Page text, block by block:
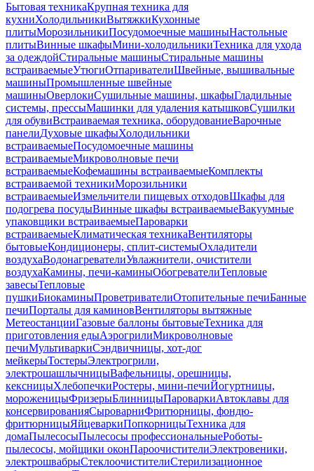
Бытовая техникаКрупная техника для
кухниХолодильникиВытяжкиКухонные
плитыМорозильникиПосудомоечные машиныНастольные
плитыВинные шкафыМини-холодильникиТехника для ухода
за одеждойСтиральные машиныСтиральные машины
встраиваемыеУтюгиОтпаривателиШвейные, вышивальные
машиныПромышленные швейные
машиныОверлокиСушильные машины, шкафыГладильные
системы, прессыМашинки для удаления катышковСушилки
для обувиВстраиваемая техника, оборудованиеВарочные
панелиДуховые шкафыХолодильники
встраиваемыеПосудомоечные машины
встраиваемыеМикроволновые печи
встраиваемыеКофемашины встраиваемыеКомплекты
встраиваемой техникиМорозильники
встраиваемыеИзмельчители пищевых отходовШкафы для
подогрева посудыВинные шкафы встраиваемыеВакуумные
упаковщики встраиваемыеПароварки
встраиваемыеКлиматическая техникаВентиляторы
бытовыеКондиционеры, сплит-системыОхладители
воздухаВодонагревателиУвлажнители, очистители
воздухаКамины, печи-каминыОбогревателиТепловые
завесыТепловые
пушкиБиокаминыПроветривателиОтопительные печиБанные
печиПорталы для каминовВентиляторы вытяжные
МетеостанцииГазовые баллоны бытовыеТехника для
приготовления едыАэрогрилиМикроволновые
печиМультиваркиСэндвичницы, хот-дог
мейкерыТостерыЭлектрогрили,
электрошашлычницыВафельницы, орешницы,
кексницыХлебопечкиРостеры, мини-печиЙогуртницы,
мороженицыФризерыБлинницыПароваркиАвтоклавы для
консервированияСыроварниФритюрницы, фондю-
фритюрницыЯйцеваркиПопкорницыТехника для
домаПылесосыПылесосы профессиональныеРоботы-
пылесосы, мойщики оконПароочистителиЭлектровеники,
электрошвабрыСтеклоочистителиСтерилизационное